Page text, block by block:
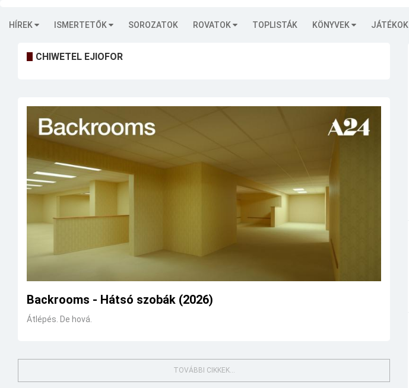
HÍREK ISMERTETŐK SOROZATOK ROVATOK TOPLISTÁK KÖNYVEK JÁTÉKOK
CHIWETEL EJIOFOR
Backrooms - Hátsó szobák (2026)
Átlépés. De hová.
TOVÁBBI CIKKEK...